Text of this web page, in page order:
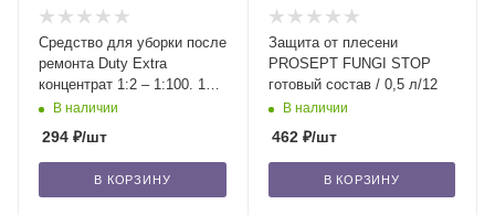
Средство для уборки после
ремонта Duty Extra
концентрат 1:2 – 1:100. 1
л/12В наличии
294 ₽/шт
В КОРЗИНУ
Защита от плесени
PROSEPT FUNGI STOP
готовый состав / 0,5 л/12
В наличии
462₽/шт
В КОРЗИНУ